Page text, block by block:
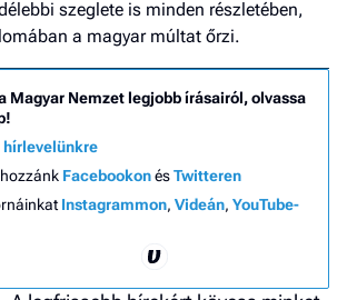
szeglete is minden részletében,
a magyar múltat őrzi.
Magyar Nemzet legjobb írásairól, olvassa
hírlevelünkre
FacebookonésTwitteren
Instagrammon, Videán, YouTube-